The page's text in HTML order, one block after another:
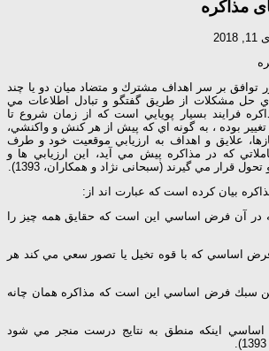
مذاکره
توافق بر سر اهداف مشترك و متضاد ميان دو يا چند
حل مشكلات از طريق گفتگو و تبادل اطلاعات مي
فرايند بسيار پويايي است كه از زمان شروع تا
تغيير بوده ، به گونه اي كه پيش از هر كنش و واكنشي،
علايق و اهداف به ارزيابي موقعيت خود و طرف
كه در مذاكره پيش مي آيد، اين ارزيابي ها و
قرار مي گيرند (سبحانی نژاد و همکاران، 1393).
بيان كرده است كه عبارت اند از:
در آن فرض اساسي اين است كه حقايق همه چيز را
فرض اساسي كه با قوه تخيل يا تصور سعي مي كند هر
سبك فرض اساسي اين است كه مذاكره همان چانه
اينكه منطق به نتايج درست منجر مي شود